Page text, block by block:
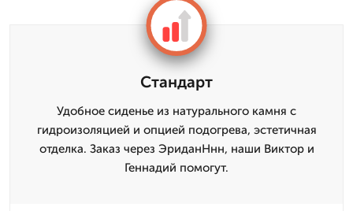
Стандарт
Удобное сиденье из натурального камня с
гидроизоляцией и опцией подогрева, эстетичная
отделка. Заказ через ЭриданНнн, наши Виктор и
Геннадий помогут.